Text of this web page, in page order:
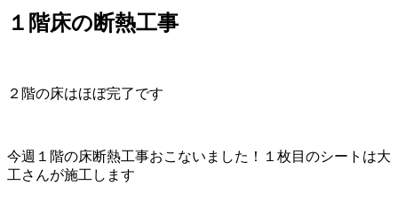
１階床の断熱工事
２階の床はほぼ完了です
今週１階の床断熱工事おこないました！１枚目のシートは大
工さんが施工します